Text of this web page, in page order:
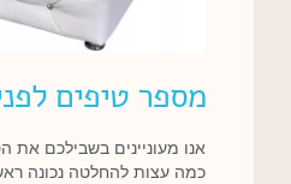
מספר טיפים
אנו מעוניינים בשבילכם את
כמה עצות להחלטה נכונה